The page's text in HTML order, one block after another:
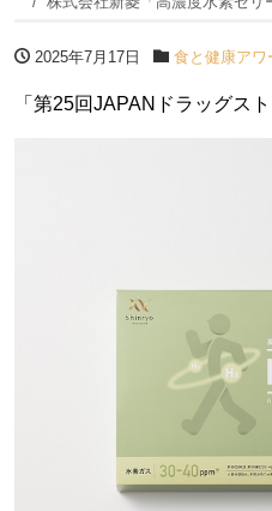
2025年7月17日 食と健康アワ
「第25回JAPANドラッグス